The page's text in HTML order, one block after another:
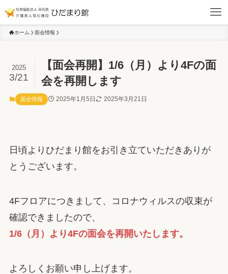
ホーム 面会情報
【面会再開】1/6（月）より4Fの面
会を再開します
2025
3/21
面会情報 2025年1月5日 2025年3月21日
日頃よりひだまり館をお引き立ていただきありが
とうございます。
4Fフロアにつきまして、コロナウィルスの収束が
確認できましたので、
1/6（月）より4Fの面会を再開いたします。
よろしくお願い申し上げます。